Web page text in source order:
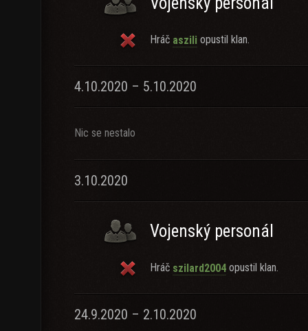
Hráč aszili opustil klan.
4.10.2020 – 5.10.2020
Nic se nestalo
3.10.2020
Vojenský personál
Hráč szilard2004 opustil klan.
24.9.2020 – 2.10.2020